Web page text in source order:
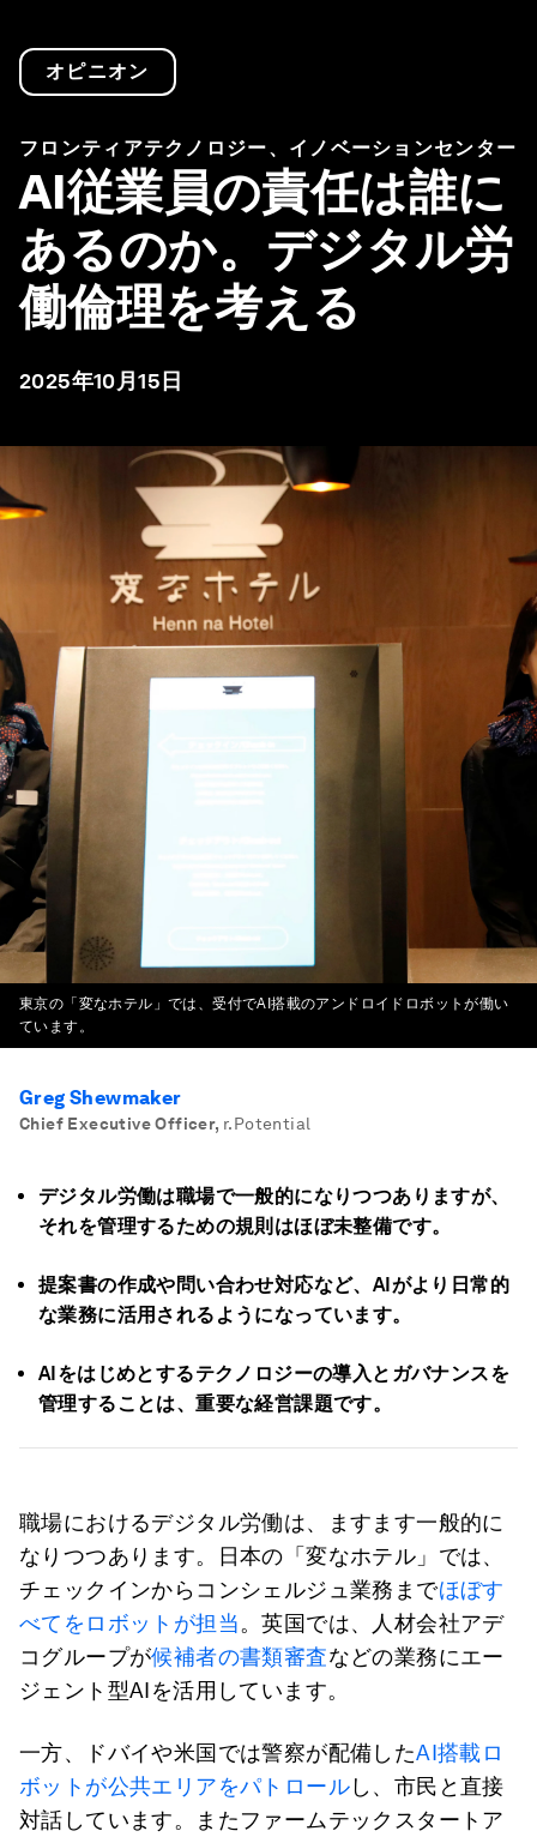
オピニオン
フロンティアテクノロジー、イノベーションセンター
AI従業員の責任は誰に
あるのか。デジタル労
働倫理を考える
2025年10月15日
東京の「変なホテル」では、受付でAI搭載のアンドロイドロボットが働い
ています。
Greg Shewmaker
Chief Executive Officer, r.Potential
デジタル労働は職場で一般的になりつつありますが、
それを管理するための規則はほぼ未整備です。
提案書の作成や問い合わせ対応など、 AIがより日常的
な業務に活用されるようになっています。
AIをはじめとするテクノロジーの導入とガバナンスを
管理することは、重要な経営課題です。
職場におけるデジタル労働は、ますます一般的に
なりつつあります。日本の「変なホテル」では、
チェックインからコンシェルジュ業務までほぼす
べてをロボットが担当。英国では、人材会社アデ
コグループが候補者の書類審査などの業務にエー
ジェント型AIを活用しています。
一方、ドバイや米国では警察が配備したAI搭載ロ
ボットが公共エリアをパトロールし、市民と直接
対話しています。またファームテックスタートア